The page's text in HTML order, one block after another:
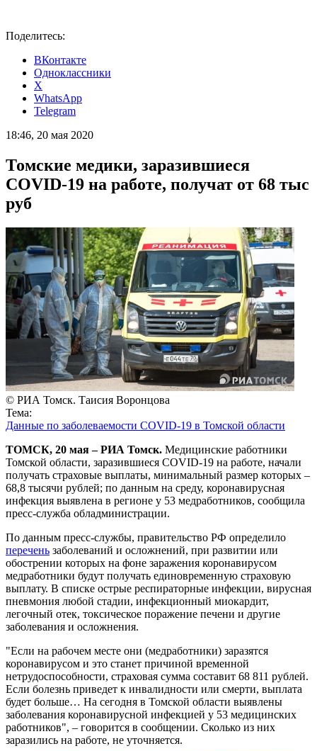
Поделитесь:
ВКонтакте
Одноклассники
X
WhatsApp
Telegram
18:46, 20 мая 2020
Томские медики, заразившиеся
COVID-19 на работе, получат от 68 тыс
руб
© РИА Томск. Таисия Воронцова
Тема:
Данные по заболеваемости COVID-19 в Томской области
ТОМСК, 20 мая – РИА Томск. Медицинские работники
Томской области, заразившиеся COVID-19 на работе, начали
получать страховые выплаты, минимальный размер которых –
68,8 тысячи рублей; по данным на среду, коронавирусная
инфекция выявлена в регионе у 53 медработников, сообщила
пресс-служба обладминистрации.
По данным пресс-службы, правительство РФ определило
перечень заболеваний и осложнений, при развитии или
обострении которых на фоне заражения коронавирусом
медработники будут получать единовременную страховую
выплату. В списке острые респираторные инфекции, вирусная
пневмония любой стадии, инфекционный миокардит,
легочный отек, токсическое поражение печени и другие
заболевания и осложнения.
"Если на рабочем месте они (медработники) заразятся
коронавирусом и это станет причиной временной
нетрудоспособности, страховая сумма составит 68 811 рублей.
Если болезнь приведет к инвалидности или смерти, выплата
будет больше… На сегодня в Томской области выявлены
заболевания коронавирусной инфекцией у 53 медицинских
работников", – говорится в сообщении. Сколько из них
заразились на работе, не уточняется.